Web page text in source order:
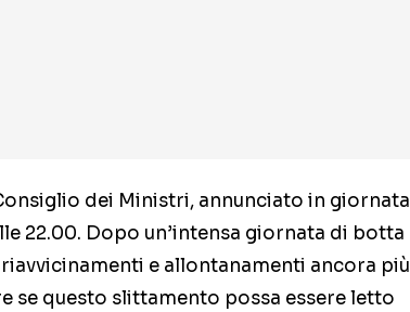
dei Ministri, annunciato in giornata
22.00. Dopo un’intensa giornata di botta
e allontanamenti ancora più
se questo slittamento possa essere letto